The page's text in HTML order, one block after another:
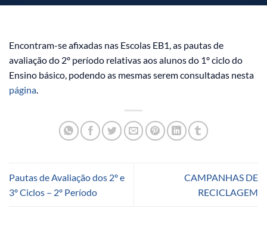
Encontram-se afixadas nas Escolas EB1, as pautas de
avaliação do 2º período relativas aos alunos do 1º ciclo do
Ensino básico, podendo as mesmas serem consultadas nesta
página.
Pautas de Avaliação dos 2º e
3º Ciclos – 2º Período
CAMPANHAS DE
RECICLAGEM